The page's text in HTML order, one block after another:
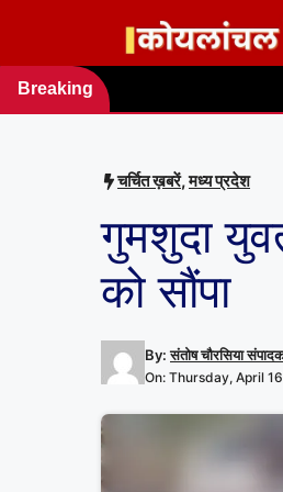
content
Breaking
चर्चित ख़बरें,मध्य प्रदेश
गुमशुदा
को सौंपा
By:संतोष चौरसिया
On: Thursday, April